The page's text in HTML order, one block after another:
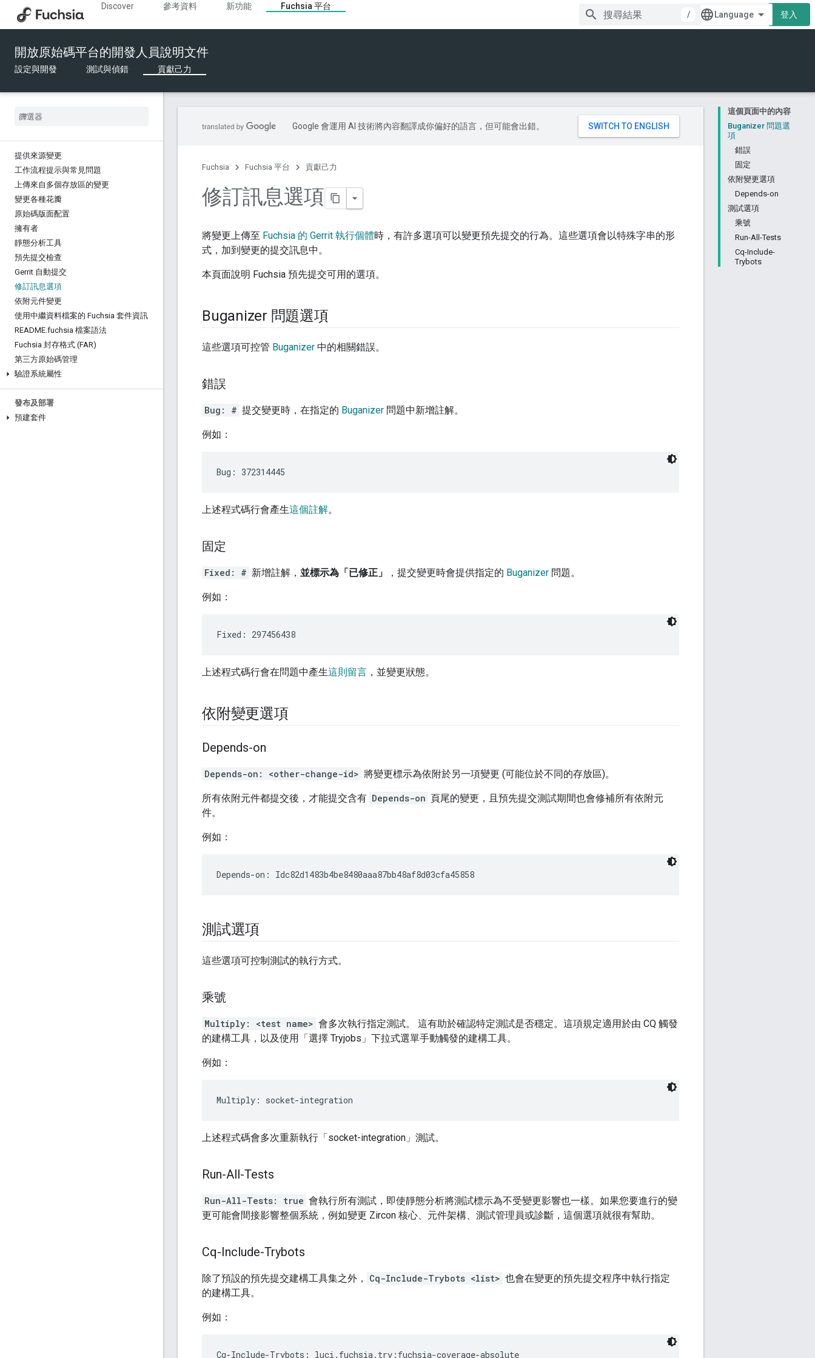
Discover 參考資料 新功能
Fuchsia 平台
/
登入
開放原始碼平台的開發人員說明文件
設定與開發 測試與偵錯 貢獻己力
提供來源變更
工作流程提示與常見問題
上傳來自多個存放區的變更
變更各種花瓣
原始碼版面配置
擁有者
靜態分析工具
預先提交檢查
Gerrit 自動提交
修訂訊息選項
依附元件變更
使用中繼資料檔案的 Fuchsia 套件資訊
README.fuchsia 檔案語法
Fuchsia 封存格式 (FAR)
第三方原始碼管理
驗證系統屬性
發布及部署
預建套件
這個頁面中的內容
Buganizer 問題選
項
錯誤
固定
依附變更選項
Depends-on
測試選項
乘號
Run-All-Tests
Cq-Include-
Trybots
Google 會運用 AI 技術將內容翻譯成你偏好的語言，但可能會出錯。
Fuchsia Fuchsia 平台 貢獻己力
修訂訊息選項
將變更上傳至 Fuchsia 的 Gerrit 執行個體時，有許多選項可以變更預先提交的行為。這些選項會以特殊字串的形
式，加到變更的提交訊息中。
本頁面說明 Fuchsia 預先提交可用的選項。
Buganizer 問題選項
這些選項可控管 Buganizer 中的相關錯誤。
錯誤
Bug: # 提交變更時，在指定的 Buganizer 問題中新增註解。
例如：
上述程式碼行會產生這個註解。
固定
Fixed: # 新增註解， 並標示為「已修正」 ，提交變更時會提供指定的 Buganizer 問題。
例如：
上述程式碼行會在問題中產生這則留言 ，並變更狀態。
依附變更選項
Depends-on
Depends-on: <other-change-id> 將變更標示為依附於另一項變更 (可能位於不同的存放區)。
所有依附元件都提交後，才能提交含有 Depends-on 頁尾的變更，且預先提交測試期間也會修補所有依附元
件。
例如：
測試選項
這些選項可控制測試的執行方式。
乘號
Multiply: <test name> 會多次執行指定測試。 這有助於確認特定測試是否穩定。這項規定適用於由 CQ 觸發
的建構工具，以及使用「選擇 Tryjobs」 下拉式選單手動觸發的建構工具。
例如：
上述程式碼會多次重新執行「socket-integration」測試。
Run-All-Tests
Run-All-Tests: true 會執行所有測試，即使靜態分析將測試標示為不受變更影響也一樣。如果您要進行的變
更可能會間接影響整個系統，例如變更 Zircon 核心、元件架構、測試管理員或診斷，這個選項就很有幫助。
Cq-Include-Trybots
除了預設的預先提交建構工具集之外， Cq-Include-Trybots <list> 也會在變更的預先提交程序中執行指定
的建構工具。
例如：